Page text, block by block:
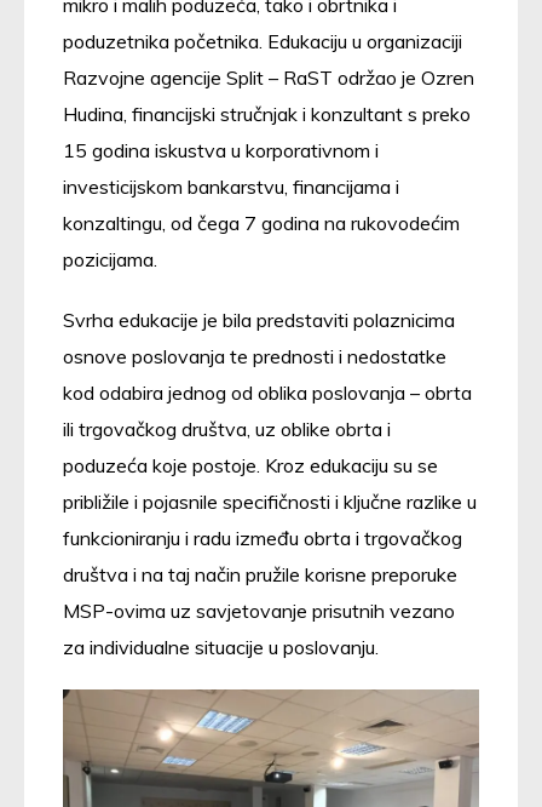
poduzetnika početnika. Edukaciju u organizaciji
Razvojne agencije Split – RaST održao je Ozren
Hudina, financijski stručnjak i konzultant s preko
15 godina iskustva u korporativnom i
investicijskom bankarstvu, financijama i
konzaltingu, od čega 7 godina na rukovodećim
pozicijama.
Svrha edukacije je bila predstaviti polaznicima
osnove poslovanja te prednosti i nedostatke
kod odabira jednog od oblika poslovanja – obrta
ili trgovačkog društva, uz oblike obrta i
poduzeća koje postoje. Kroz edukaciju su se
približile i pojasnile specifičnosti i ključne razlike u
funkcioniranju i radu između obrta i trgovačkog
društva i na taj način pružile korisne preporuke
MSP-ovima uz savjetovanje prisutnih vezano
za individualne situacije u poslovanju.